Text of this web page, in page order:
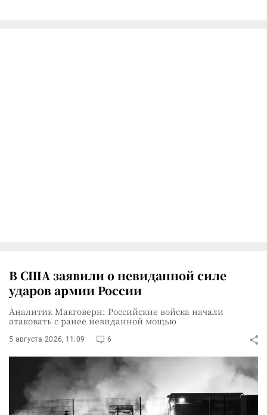
В США заявили о невиданной силе
ударов армии России
Аналитик Макговерн: Российские войска начали
атаковать с ранее невиданной мощью
5 августа 2026, 11:09 6